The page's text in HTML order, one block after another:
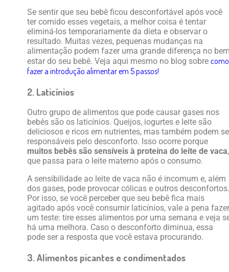
Se sentir que seu bebê ficou desconfortável após você
ter comido esses vegetais, a melhor coisa é tentar
eliminá-los temporariamente da dieta e observar o
resultado. Muitas vezes, pequenas mudanças na
alimentação podem fazer uma grande diferença no
estar do seu bebê. Veja aqui mesmo no blog sobre como
fazer a introdução alimentar em 5 passos!
2. Laticínios
Outro grupo de alimentos que pode causar gases nos
bebês são os laticínios. Queijos, iogurtes e leite são
deliciosos e ricos em nutrientes, mas também podem
responsáveis pelo desconforto. Isso ocorre porque
muitos bebês são sensíveis à proteína do leite de vaca,
que passa para o leite materno após o consumo.
A sensibilidade ao leite de vaca não é incomum e, além
dos gases, pode provocar cólicas e outros desconfortos.
Por isso, se você perceber que seu bebê fica mais
agitado após você consumir laticínios, vale a pena fazer
um teste: tire esses alimentos por uma semana e veja
há uma melhora. Caso o desconforto diminua, essa
pode ser a resposta que você estava procurando.
3. Alimentos picantes e condimentados